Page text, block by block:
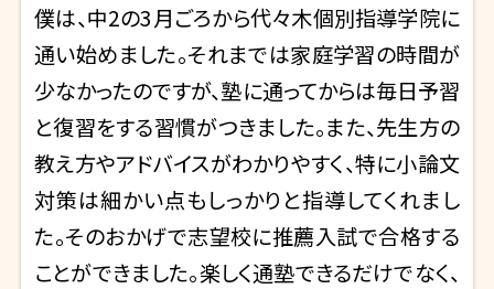
僕は、中2の3月ごろから代々木個別指導学院に
通い始めました。それまでは家庭学習の時間が
少なかったのですが、塾に通ってからは毎日予習
と復習をする習慣がつきました。また、先生方の
教え方やアドバイスがわかりやすく、特に小論文
対策は細かい点もしっかりと指導してくれまし
た。そのおかげで志望校に推薦入試で合格する
ことができました。楽しく通塾できるだけでなく、